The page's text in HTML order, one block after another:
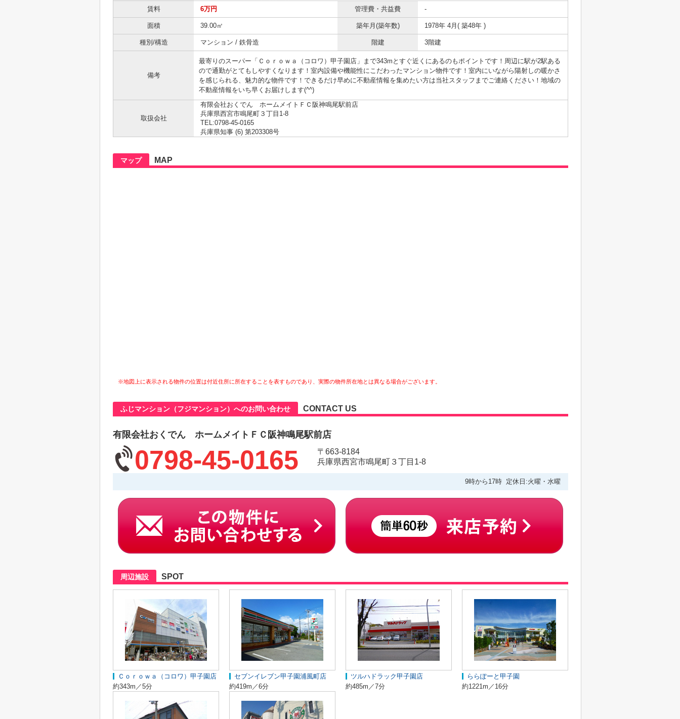
賃料
6万円 管理費・共益費 -
面積 39.00㎡ 築年月(築年数) 1978年 4月( 築48年 )
種別/構造 マンション / 鉄骨造 階建 3階建
備考
最寄りのスーパー「Ｃｏｒｏｗａ（コロワ）甲子園店」まで343mとすぐ近くにあるのもポイントです！周辺に駅が2駅ある
ので通勤がとてもしやすくなります！室内設備や機能性にこだわったマンション物件です！室内にいながら陽射しの暖かさ
を感じられる、魅力的な物件です！できるだけ早めに不動産情報を集めたい方は当社スタッフまでご連絡ください！地域の
不動産情報をいち早くお届けします(^^)
取扱会社
有限会社おくでん ホームメイトＦＣ阪神鳴尾駅前店
兵庫県西宮市鳴尾町３丁目1-8
TEL:0798-45-0165
兵庫県知事 (6) 第203308号
マップ MAP
※地図上に表示される物件の位置は付近住所に所在することを表すものであり、実際の物件所在地とは異なる場合がございます。
ふじマンション（フジマンション）へのお問い合わせ CONTACT US
有限会社おくでん ホームメイトＦＣ阪神鳴尾駅前店
0798-45-0165
〒663-8184
兵庫県西宮市鳴尾町３丁目1-8
9時から17時 定休日:火曜・水曜
周辺施設 SPOT
Ｃｏｒｏｗａ（コロワ）甲子園店
約343m／5分
セブンイレブン甲子園浦風町店
約419m／6分
ツルハドラック甲子園店
約485m／7分
ららぽーと甲子園
約1221m／16分